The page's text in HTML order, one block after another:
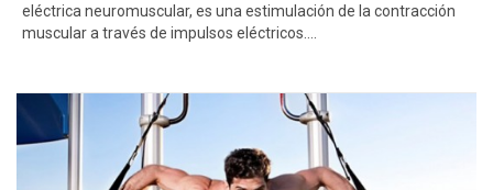
eléctrica neuromuscular, es una estimulación de la contracción
muscular a través de impulsos eléctricos….